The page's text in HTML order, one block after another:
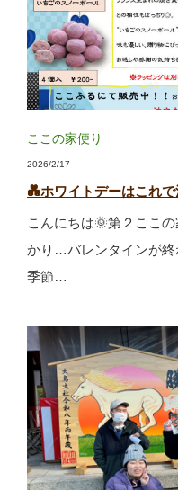
ここの家便り
2026/2/17
💑ホワイトデーはこれ
こんにちは🌞第２ここ
かり…バレンタインが
季節…